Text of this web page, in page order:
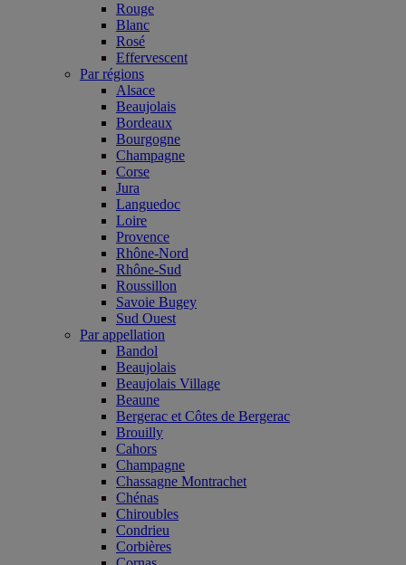
Rouge
Blanc
Rosé
Effervescent
Par régions
Alsace
Beaujolais
Bordeaux
Bourgogne
Champagne
Corse
Jura
Languedoc
Loire
Provence
Rhône-Nord
Rhône-Sud
Roussillon
Savoie Bugey
Sud Ouest
Par appellation
Bandol
Beaujolais
Beaujolais Village
Beaune
Bergerac et Côtes de Bergerac
Brouilly
Cahors
Champagne
Chassagne Montrachet
Chénas
Chiroubles
Condrieu
Corbières